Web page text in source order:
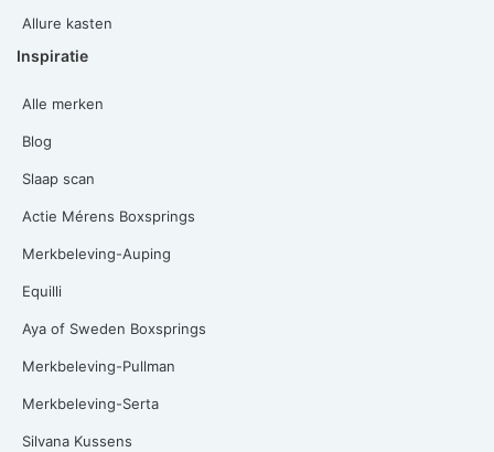
Allure kasten
Inspiratie
Alle merken
Blog
Slaap scan
Actie Mérens Boxsprings
Merkbeleving-Auping
Equilli
Aya of Sweden Boxsprings
Merkbeleving-Pullman
Merkbeleving-Serta
Silvana Kussens